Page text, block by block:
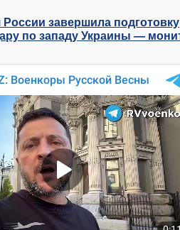
завершила подготовку
по западу Украины —